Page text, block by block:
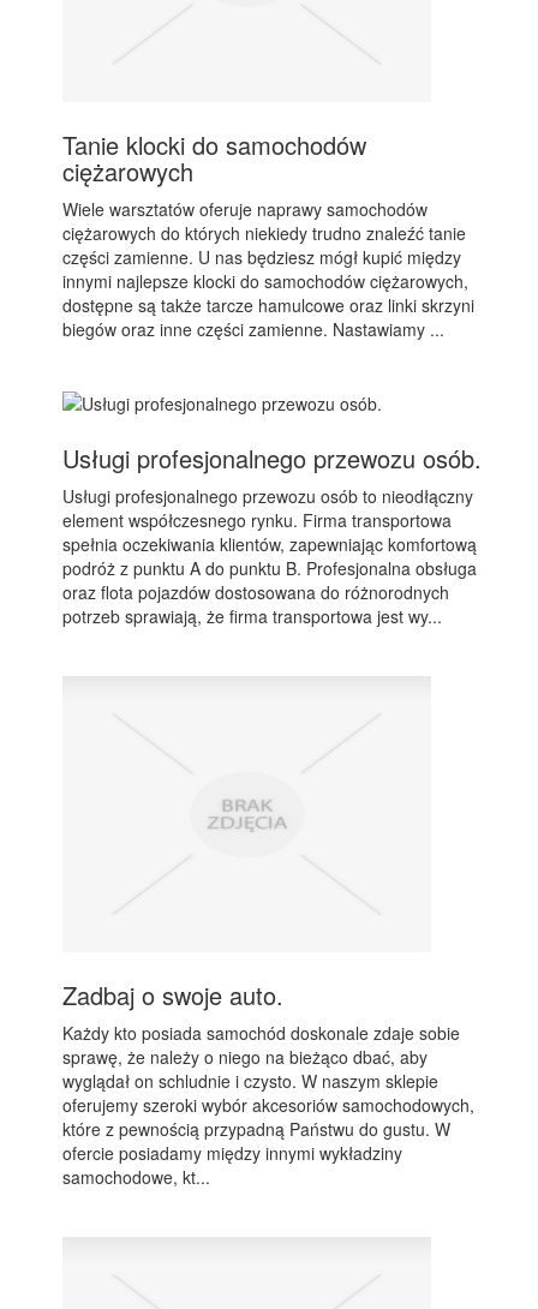
Tanie klocki do samochodów
ciężarowych
Wiele warsztatów oferuje naprawy samochodów
ciężarowych do których niekiedy trudno znaleźć tanie
części zamienne. U nas będziesz mógł kupić między
innymi najlepsze klocki do samochodów ciężarowych,
dostępne są także tarcze hamulcowe oraz linki skrzyni
biegów oraz inne części zamienne. Nastawiamy ...
Usługi profesjonalnego przewozu osób.
Usługi profesjonalnego przewozu osób to nieodłączny
element współczesnego rynku. Firma transportowa
spełnia oczekiwania klientów, zapewniając komfortową
podróż z punktu A do punktu B. Profesjonalna obsługa
oraz flota pojazdów dostosowana do różnorodnych
potrzeb sprawiają, że firma transportowa jest wy...
Zadbaj o swoje auto.
Każdy kto posiada samochód doskonale zdaje sobie
sprawę, że należy o niego na bieżąco dbać, aby
wyglądał on schludnie i czysto. W naszym sklepie
oferujemy szeroki wybór akcesoriów samochodowych,
które z pewnością przypadną Państwu do gustu. W
ofercie posiadamy między innymi wykładziny
samochodowe, kt...